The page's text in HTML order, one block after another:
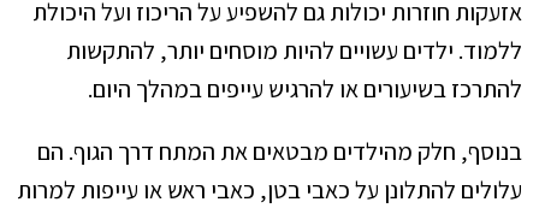
אזעקות חוזרות יכולות גם להשפיע על הריכוז ועל היכולת
ללמוד. ילדים עשויים להיות מוסחים יותר, להתקשות
להתרכז בשיעורים או להרגיש עייפים במהלך היום.
בנוסף, חלק מהילדים מבטאים את המתח דרך הגוף. הם
עלולים להתלונן על כאבי בטן, כאבי ראש או עייפות למרות